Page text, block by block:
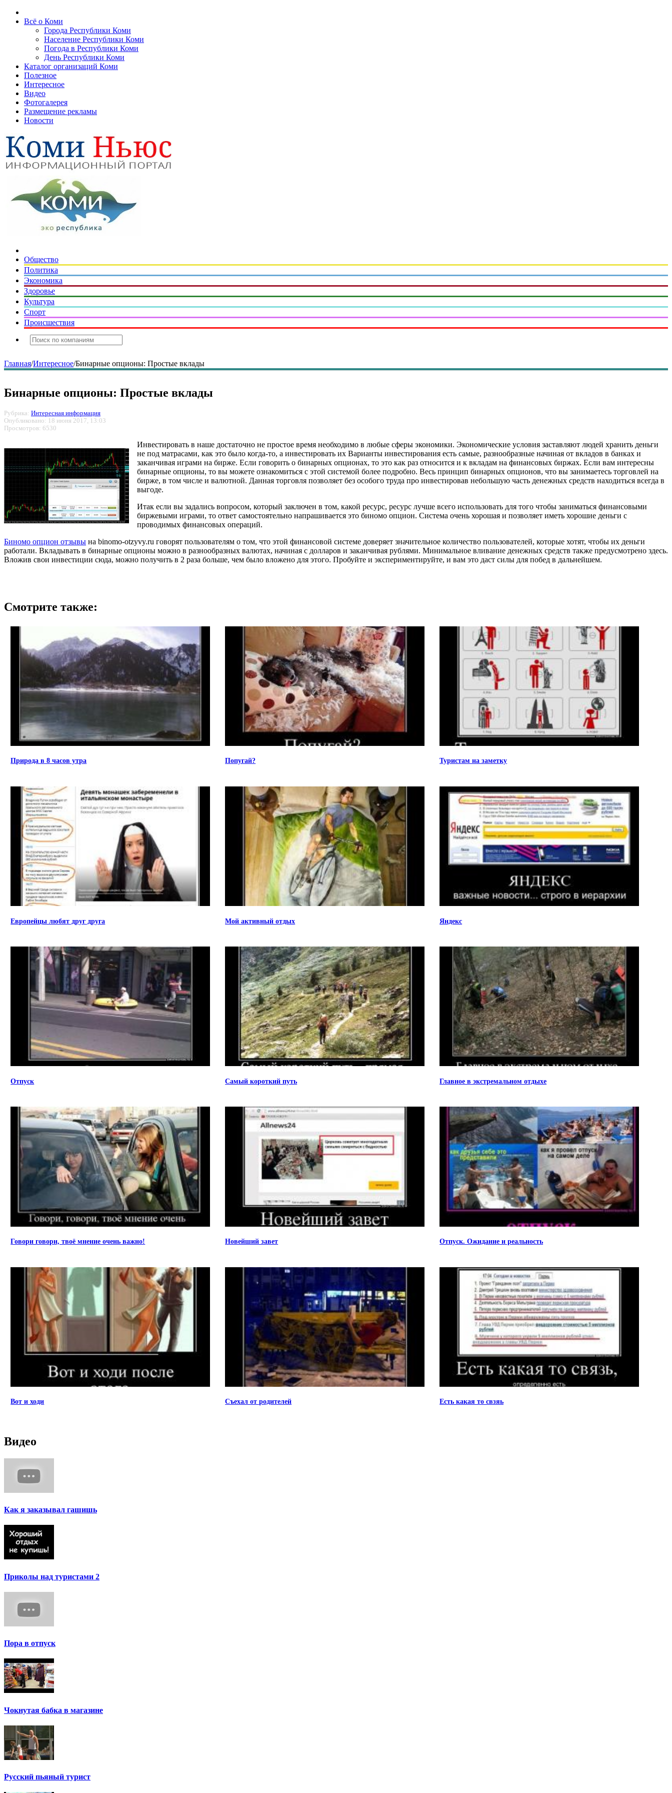
Всё о Коми
Города Республики Коми
Население Республики Коми
Погода в Республики Коми
День Республики Коми
Каталог организаций Коми
Полезное
Интересное
Видео
Фотогалерея
Размещение рекламы
Новости
Общество
Политика
Экономика
Здоровье
Культура
Спорт
Происшествия
Главная/Интересное/Бинарные опционы: Простые вклады
Бинарные опционы: Простые вклады
Рубрика: Интересная информация
Опубликовано: 18 июня 2017, 13:03
Просмотров: 6530
Инвестировать в наше достаточно не простое время необходимо в любые сферы экономики. Экономические условия заставляют людей хранить деньги
не под матрасами, как это было когда-то, а инвестировать их Варианты инвестирования есть самые, разнообразные начиная от вкладов в банках и
заканчивая играми на бирже. Если говорить о бинарных опционах, то это как раз относится и к вкладам на финансовых биржах. Если вам интересны
бинарные опционы, то вы можете ознакомиться с этой системой более подробно. Весь принцип бинарных опционов, что вы занимаетесь торговлей на
бирже, в том числе и валютной. Данная торговля позволяет без особого труда про инвестировав небольшую часть денежных средств находиться всегда в
выгоде.
Итак если вы задались вопросом, который заключен в том, какой ресурс, ресурс лучше всего использовать для того чтобы заниматься финансовыми
биржевыми играми, то ответ самостоятельно напрашивается это биномо опцион. Система очень хорошая и позволяет иметь хорошие деньги с
проводимых финансовых операций.
Биномо опцион отзывы на binomo-otzyvy.ru говорят пользователям о том, что этой финансовой системе доверяет значительное количество пользователей, которые хотят, чтобы их деньги
работали. Вкладывать в бинарные опционы можно в разнообразных валютах, начиная с долларов и заканчивая рублями. Минимальное вливание денежных средств также предусмотрено здесь.
Вложив свои инвестиции сюда, можно получить в 2 раза больше, чем было вложено для этого. Пробуйте и экспериментируйте, и вам это даст силы для побед в дальнейшем.
Смотрите также:
Природа в 8 часов утра Попугай? Туристам на заметку
Европейцы любят друг друга Мой активный отдых Яндекс
Отпуск Самый короткий путь Главное в экстремальном отдыхе
Говори говори, твоё мнение очень важно! Новейший завет Отпуск. Ожидание и реальность
Вот и ходи Съехал от родителей Есть какая то свзяь
Видео
Как я заказывал гашишь
Приколы над туристами 2
Пора в отпуск
Чокнутая бабка в магазине
Русский пьяный турист